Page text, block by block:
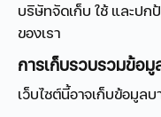
บริษัทจัดเก็บ ใช้ และปก
ของเรา
การเก็บรวบรวมข้อมู
เว็บไซต์นี้อาจเก็บข้อมูล